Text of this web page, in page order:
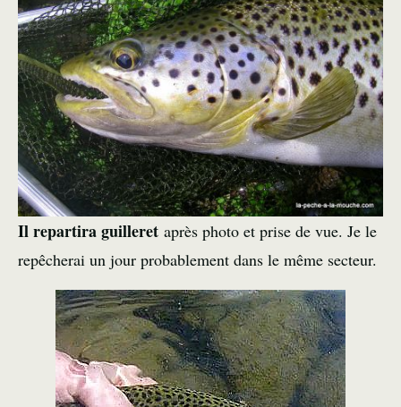
Il repartira guilleret après photo et prise de vue. Je le
repêcherai un jour probablement dans le même secteur.